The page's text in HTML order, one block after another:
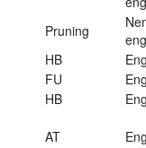
Pruning
HB
FU
HB
AT